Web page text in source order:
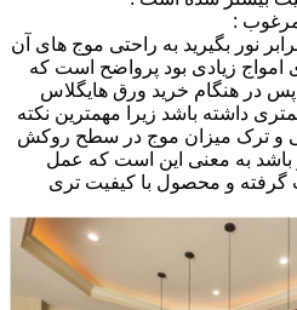
:
نور بگیرید به راحتی موج های آن
امواج زیادی بود پرواضح است که
در هنگام خرید ورق هایگلاس
داشته باشد زیرا مهمترین نکته
و ترک میزان موج در سطح روکش
به معنی این است که عمل
و محصول با کیفیت تری